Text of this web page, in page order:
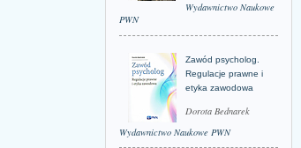
Wydawnictwo Naukowe
PWN
Zawód psycholog.
Regulacje prawne i
etyka zawodowa
Dorota Bednarek
Wydawnictwo Naukowe PWN